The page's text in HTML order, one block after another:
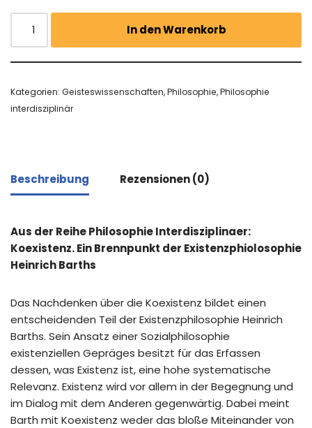
In den Warenkorb
Kategorien: Geisteswissenschaften,Philosophie,Philosophie
interdisziplinär
Beschreibung Rezensionen (0)
Aus der Reihe Philosophie Interdisziplinaer:
Koexistenz. Ein Brennpunkt der Existenzphiolosophie
Heinrich Barths
Das Nachdenken über die Koexistenz bildet einen
entscheidenden Teil der Existenzphilosophie Heinrich
Barths. Sein Ansatz einer Sozialphilosophie
existenziellen Gepräges besitzt für das Erfassen
dessen, was Existenz ist, eine hohe systematische
Relevanz. Existenz wird vor allem in der Begegnung und
im Dialog mit dem Anderen gegenwärtig. Dabei meint
Barth mit Koexistenz weder das bloße Miteinander von